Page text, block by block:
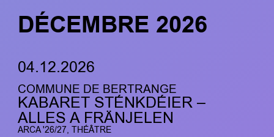
DÉCEMBRE 2026
04.12.2026
COMMUNE DE BERTRANGE
KABARET STÉNKDÉIER –
ALLES A FRÄNJELEN
ARCA '26/27, THÉÂTRE